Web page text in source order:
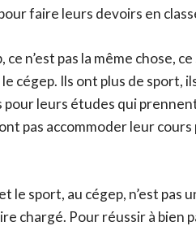
faire leurs devoirs en
n’est pas la même chose,
cégep. Ils ont plus de sport,
leurs études qui prennent
pas accommoder leur
le sport, au cégep, n’est pas
chargé. Pour réussir à bien